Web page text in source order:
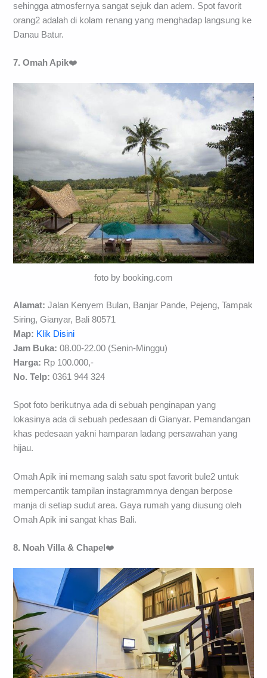
sehingga atmosfernya sangat sejuk dan adem. Spot favorit
orang2 adalah di kolam renang yang menghadap langsung ke
Danau Batur.
7. Omah Apik❤️
foto by booking.com
Alamat: Jalan Kenyem Bulan, Banjar Pande, Pejeng, Tampak
Siring, Gianyar, Bali 80571
Map: Klik Disini
Jam Buka:08.00-22.00 (Senin-Minggu)
Harga: Rp 100.000,-
No. Telp: 0361 944 324
Spot foto berikutnya ada di sebuah penginapan yang
lokasinya ada di sebuah pedesaan di Gianyar. Pemandangan
khas pedesaan yakni hamparan ladang persawahan yang
hijau.
Omah Apik ini memang salah satu spot favorit bule2 untuk
mempercantik tampilan instagrammnya dengan berpose
manja di setiap sudut area. Gaya rumah yang diusung oleh
Omah Apik ini sangat khas Bali.
8. Noah Villa & Chapel ❤️